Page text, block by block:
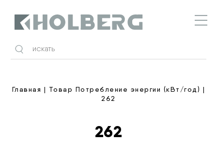
Главная | Товар Потребление энергии (кВт/год) |
262
262